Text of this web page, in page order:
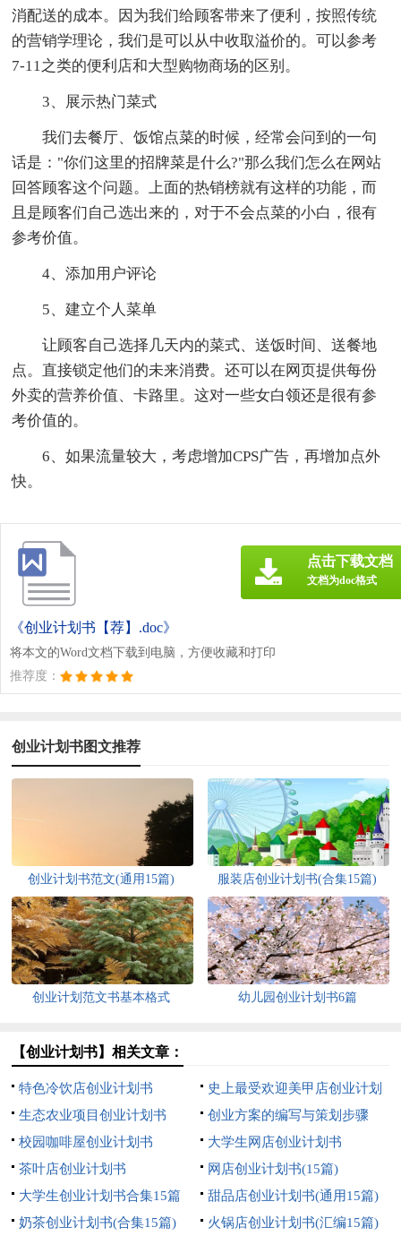
消配送的成本。因为我们给顾客带来了便利，按照传统
的营销学理论，我们是可以从中收取溢价的。可以参考
7-11之类的便利店和大型购物商场的区别。
3、展示热门菜式
我们去餐厅、饭馆点菜的时候，经常会问到的一句
话是："你们这里的招牌菜是什么?"那么我们怎么在网站
回答顾客这个问题。上面的热销榜就有这样的功能，而
且是顾客们自己选出来的，对于不会点菜的小白，很有
参考价值。
4、添加用户评论
5、建立个人菜单
让顾客自己选择几天内的菜式、送饭时间、送餐地
点。直接锁定他们的未来消费。还可以在网页提供每份
外卖的营养价值、卡路里。这对一些女白领还是很有参
考价值的。
6、如果流量较大，考虑增加CPS广告，再增加点外
快。
《创业计划书【荐】.doc》
将本文的Word文档下载到电脑，方便收藏和打印
推荐度：
点击下载文档
文档为doc格式
创业计划书图文推荐
创业计划书范文(通用15篇) 服装店创业计划书(合集15篇)
创业计划范文书基本格式 幼儿园创业计划书6篇
【创业计划书】相关文章：
特色冷饮店创业计划书
史上最受欢迎美甲店创业计划
书范文
生态农业项目创业计划书
创业方案的编写与策划步骤
校园咖啡屋创业计划书
大学生网店创业计划书
茶叶店创业计划书
网店创业计划书(15篇)
大学生创业计划书合集15篇
甜品店创业计划书(通用15篇)
奶茶创业计划书(合集15篇)
火锅店创业计划书(汇编15篇)